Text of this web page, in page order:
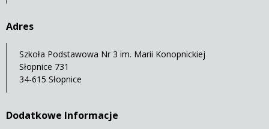
Adres
Szkoła Podstawowa Nr 3 im. Marii Konopnickiej
Słopnice 731
34-615 Słopnice
Dodatkowe Informacje